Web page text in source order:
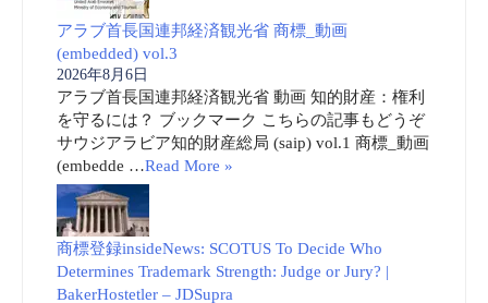
アラブ首長国連邦経済観光省 商標_動画
(embedded) vol.3
2026年8月6日
アラブ首長国連邦経済観光省 動画 知的財産：権利
を守るには？ ブックマーク こちらの記事もどうぞ
サウジアラビア知的財産総局 (saip) vol.1 商標_動画
(embedde …Read More »
商標登録insideNews: SCOTUS To Decide Who
Determines Trademark Strength: Judge or Jury? |
BakerHostetler – JDSupra